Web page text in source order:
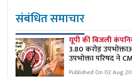
संबंधित समाचार
यूपी की बिजली
3.80 करोड़
उपभोक्ता परिषद ने
Published On 02 Aug